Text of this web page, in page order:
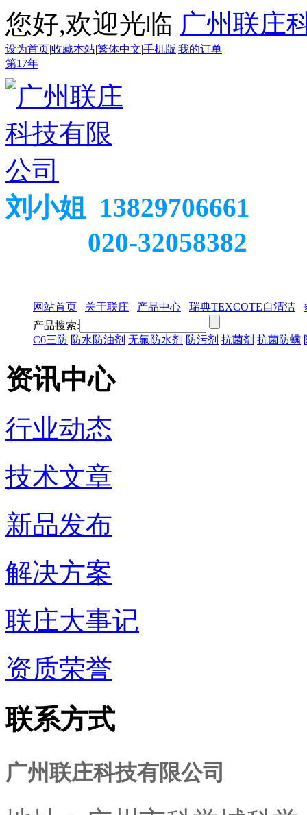
您好,欢迎光临 广州联庄
设为首页|收藏本站|繁体中文|手机版|我的订单
第17年
刘小姐 13829706661
020-32058382
网站首页 关于联庄 产品中心 瑞典TEXCOTE自清洁
产品搜索:
C6三防 防水防油剂 无氟防水剂 防污剂 抗菌剂 抗菌防螨
资讯中心
行业动态
技术文章
新品发布
解决方案
联庄大事记
资质荣誉
联系方式
广州联庄科技有限公司